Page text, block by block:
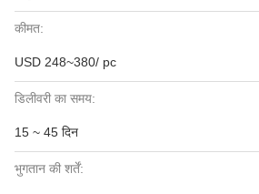
कीमत:
USD 248~380/ pc
डिलीवरी का समय:
15 ~ 45 दिन
भुगतान की शर्तें: